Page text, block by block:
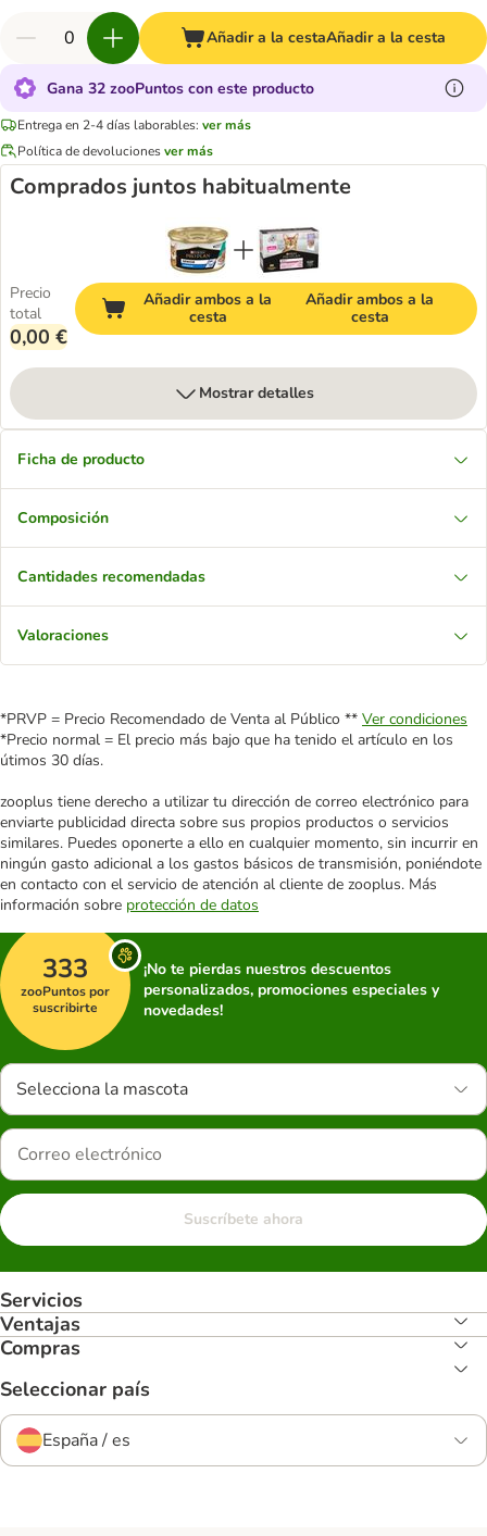
Añadir a la cestaAñadir a la cesta
Gana 32 zooPuntos con este producto
Entrega en 2-4 días laborables: ver más
Política de devolucionesver más
Comprados juntos habitualmente
Precio
total
0,00 €
Añadir ambos a la
cesta
Añadir ambos a la
cesta
Mostrar detalles
Ficha de producto
Composición
Cantidades recomendadas
Valoraciones
*PRVP = Precio Recomendado de Venta al Público ** Ver condiciones
*Precio normal = El precio más bajo que ha tenido el artículo en los
útimos 30 días.
zooplus tiene derecho a utilizar tu dirección de correo electrónico para
enviarte publicidad directa sobre sus propios productos o servicios
similares. Puedes oponerte a ello en cualquier momento, sin incurrir en
ningún gasto adicional a los gastos básicos de transmisión, poniéndote
en contacto con el servicio de atención al cliente de zooplus. Más
información sobre protección de datos
333
zooPuntos por
suscribirte
¡No te pierdas nuestros descuentos
personalizados, promociones especiales y
novedades!
Selecciona la mascota
Suscríbete ahora
Servicios
Ventajas
Compras
Seleccionar país
España / es